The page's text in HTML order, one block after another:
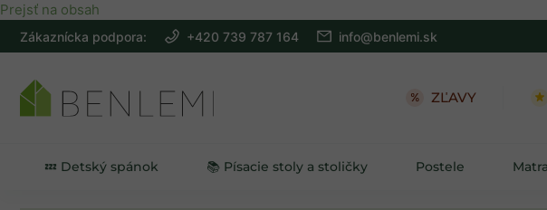
Prejsť na obsah
Zákaznícka podpora: +420 739 787 164 info@benlemi.sk
ZĽAVY
💤 Detský spánok 📚 Písacie stoly a stoličky Postele